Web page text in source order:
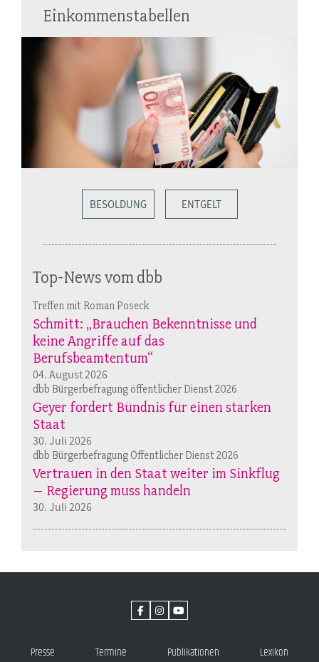
Einkommenstabellen
BESOLDUNG ENTGELT
Top-News vom dbb
Treffen mit Roman Poseck
Schmitt: „Brauchen Bekenntnisse und
keine Angriffe auf das
Berufsbeamtentum“
04. August 2026
dbb Bürgerbefragung öffentlicher Dienst 2026
Geyer fordert Bündnis für einen starken
Staat
30. Juli 2026
dbb Bürgerbefragung Öffentlicher Dienst 2026
Vertrauen in den Staat weiter im Sinkflug
– Regierung muss handeln
30. Juli 2026
Presse Termine Publikationen Lexikon